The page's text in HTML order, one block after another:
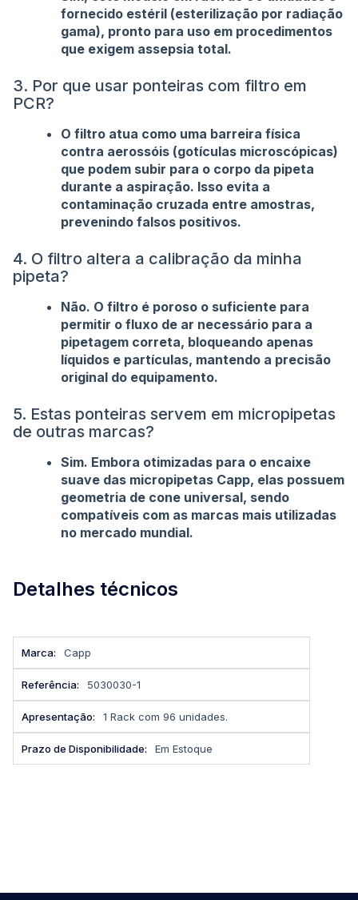
fornecido estéril (esterilização por radiação
gama), pronto para uso em procedimentos
que exigem assepsia total.
3. Por que usar ponteiras com filtro em
PCR?
O filtro atua como uma barreira física
contra aerossóis (gotículas microscópicas)
que podem subir para o corpo da pipeta
durante a aspiração. Isso evita a
contaminação cruzada entre amostras,
prevenindo falsos positivos.
4. O filtro altera a calibração da minha
pipeta?
Não. O filtro é poroso o suficiente para
permitir o fluxo de ar necessário para a
pipetagem correta, bloqueando apenas
líquidos e partículas, mantendo a precisão
original do equipamento.
5. Estas ponteiras servem em micropipetas
de outras marcas?
Sim. Embora otimizadas para o encaixe
suave das micropipetas Capp, elas possuem
geometria de cone universal, sendo
compatíveis com as marcas mais utilizadas
no mercado mundial.
Detalhes técnicos
informações
Capp
5030030-1
1 Rack com 96 unidades.
Em Estoque